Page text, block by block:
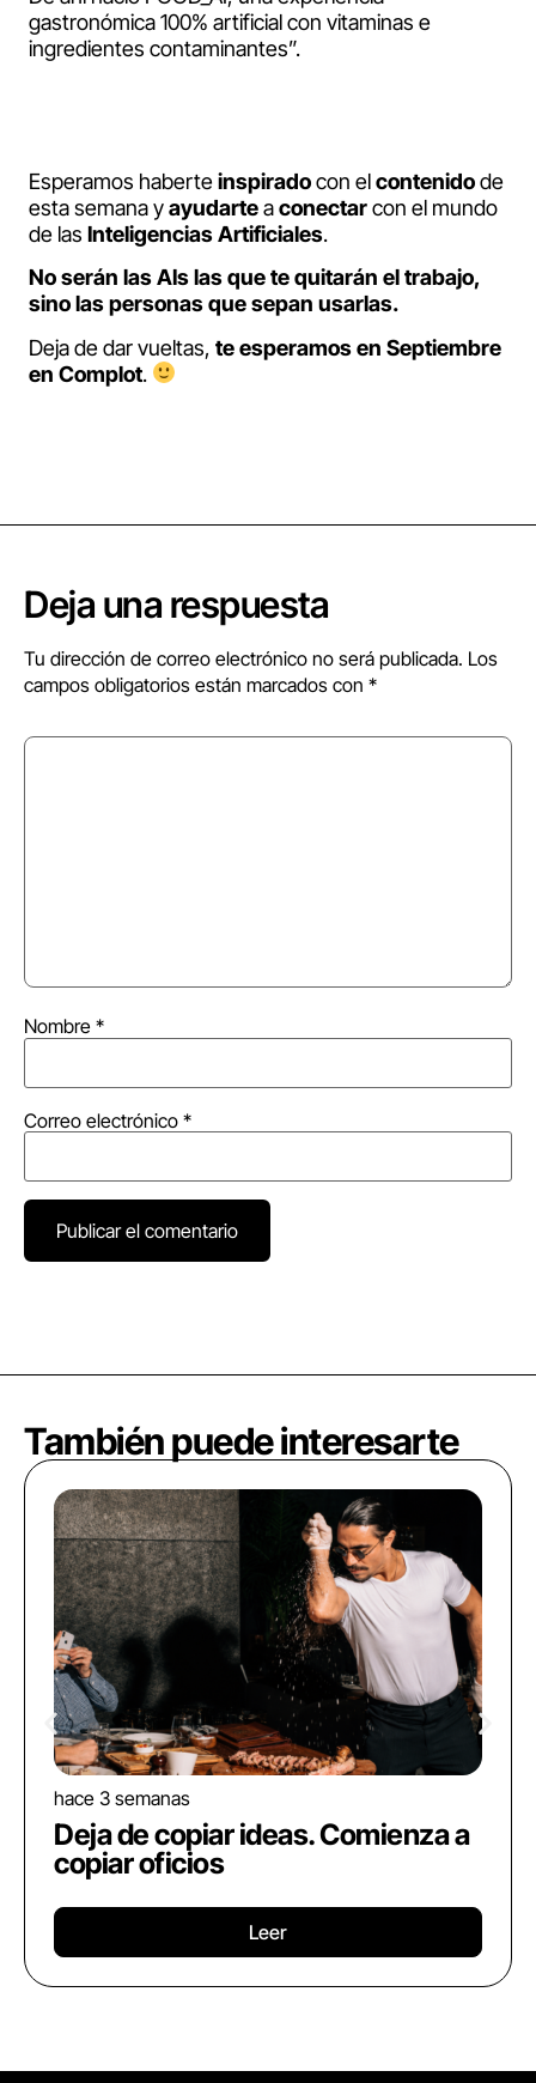
gastronómica 100% artificial con vitaminas e
ingredientes contaminantes”.
Esperamos haberteinspiradocon elcontenidode
esta semana yayudarteaconectarcon el mundo
de las Inteligencias Artificiales.
No serán las AIs las que te quitarán el trabajo,
sino las personas que sepan usarlas.
Deja de dar vueltas, te esperamos en Septiembre
en Complot.
Deja una respuesta
Tu dirección de correo electrónico no será publicada. Los
campos obligatorios están marcados con *
Nombre *
Correo electrónico *
También puede interesarte
hace 3 semanas
Deja de copiar ideas. Comienza a
copiar oficios
Leer